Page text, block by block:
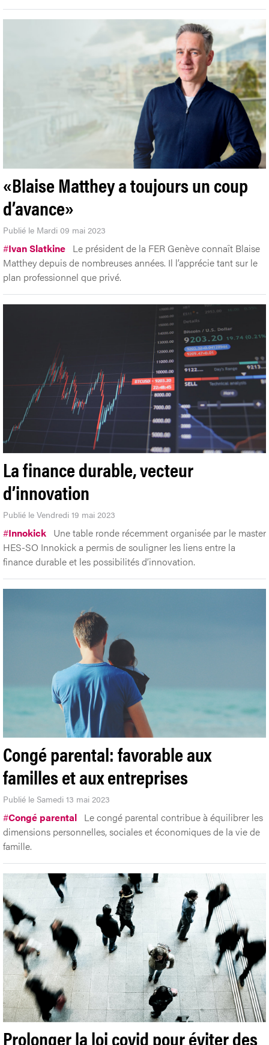
«Blaise Matthey a toujours un coup
d’avance»
Publié le Mardi 09 mai 2023
#Ivan Slatkine Le président de la FER Genève connaît Blaise
Matthey depuis de nombreuses années. Il l’apprécie tant sur le
plan professionnel que privé.
La finance durable, vecteur
d’innovation
Publié le Vendredi 19 mai 2023
#Innokick Une table ronde récemment organisée par le master
HES-SO Innokick a permis de souligner les liens entre la
finance durable et les possibilités d’innovation.
Congé parental: favorable aux
familles et aux entreprises
Publié le Samedi 13 mai 2023
#Congé parental Le congé parental contribue à équilibrer les
dimensions personnelles, sociales et économiques de la vie de
famille.
Prolonger la loi covid pour éviter des